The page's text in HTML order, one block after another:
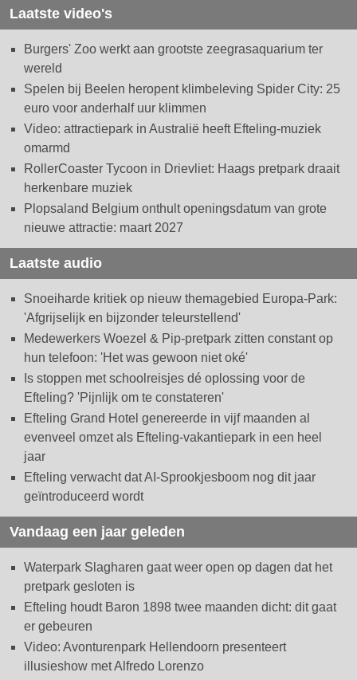
Laatste video's
Burgers' Zoo werkt aan grootste zeegrasaquarium ter
wereld
Spelen bij Beelen heropent klimbeleving Spider City: 25
euro voor anderhalf uur klimmen
Video: attractiepark in Australië heeft Efteling-muziek
omarmd
RollerCoaster Tycoon in Drievliet: Haags pretpark draait
herkenbare muziek
Plopsaland Belgium onthult openingsdatum van grote
nieuwe attractie: maart 2027
Laatste audio
Snoeiharde kritiek op nieuw themagebied Europa-Park:
'Afgrijselijk en bijzonder teleurstellend'
Medewerkers Woezel & Pip-pretpark zitten constant op
hun telefoon: 'Het was gewoon niet oké'
Is stoppen met schoolreisjes dé oplossing voor de
Efteling? 'Pijnlijk om te constateren'
Efteling Grand Hotel genereerde in vijf maanden al
evenveel omzet als Efteling-vakantiepark in een heel
jaar
Efteling verwacht dat AI-Sprookjesboom nog dit jaar
geïntroduceerd wordt
Vandaag een jaar geleden
Waterpark Slagharen gaat weer open op dagen dat het
pretpark gesloten is
Efteling houdt Baron 1898 twee maanden dicht: dit gaat
er gebeuren
Video: Avonturenpark Hellendoorn presenteert
illusieshow met Alfredo Lorenzo